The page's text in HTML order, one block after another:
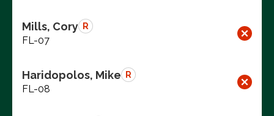
Mills, Cory R
FL-07
Haridopolos, Mike R
FL-08